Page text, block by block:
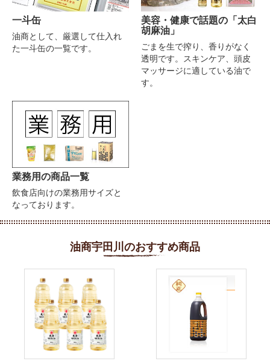
一斗缶
油商として、厳選して仕入れ
た一斗缶の一覧です。
美容・健康で話題の 「太白
胡麻油」
ごまを生で搾り、香りがなく
透明です。スキンケア、頭皮
マッサージに適している油で
す。
業務用の商品一覧
飲食店向けの業務用サイズと
なっております。
油商宇田川のおすすめ商品